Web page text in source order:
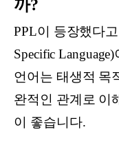
까?
PPL이 등장했다
Specific
언어는 태생적 목
완적인 관계로 이
이 좋습니다.